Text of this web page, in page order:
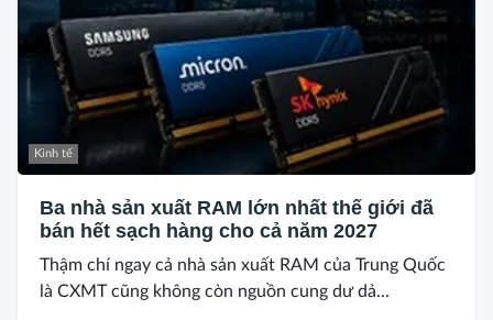
Kinh tế
Ba nhà sản xuất RAM lớn nhất thế giới đã
bán hết sạch hàng cho cả năm 2027
Thậm chí ngay cả nhà sản xuất RAM của Trung Quốc
là CXMT cũng không còn nguồn cung dư dả...